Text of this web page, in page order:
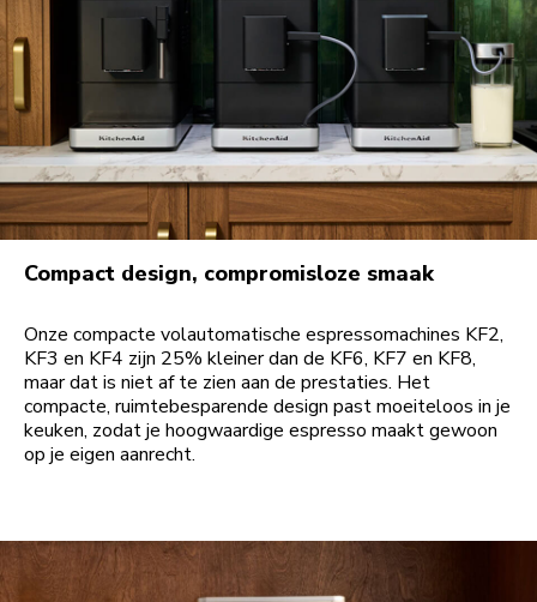
Compact design, compromisloze smaak
Onze compacte volautomatische espressomachines KF2,
KF3 en KF4 zijn 25% kleiner dan de KF6, KF7 en KF8,
maar dat is niet af te zien aan de prestaties. Het
compacte, ruimtebesparende design past moeiteloos in je
keuken, zodat je hoogwaardige espresso maakt gewoon
op je eigen aanrecht.